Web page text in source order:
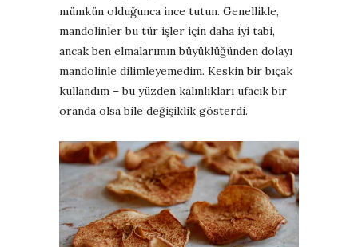
mümkün olduğunca ince tutun. Genellikle,
mandolinler bu tür işler için daha iyi tabi,
ancak ben elmalarımın büyüklüğünden dolayı
mandolinle dilimleyemedim. Keskin bir bıçak
kullandım – bu yüzden kalınlıkları ufacık bir
oranda olsa bile değişiklik gösterdi.